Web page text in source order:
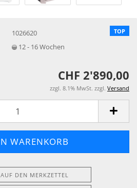
TOP
1026620
12 - 16 Wochen
CHF 2'890,00
zzgl. 8.1% MwSt. zzgl. Versand
AUF DEN MERKZETTEL